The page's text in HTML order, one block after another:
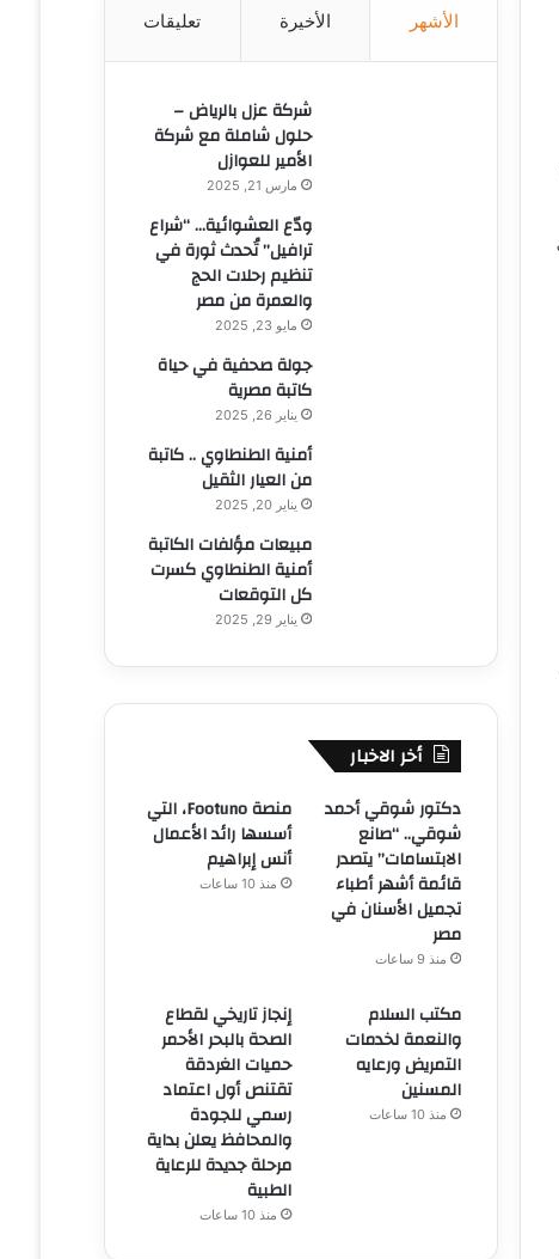
الأشهر الأخيرة تعليقات
شركة عزل بالرياض –
حلول شاملة مع شركة
الأمير للعوازل
مارس 21, 2025
ودّع العشوائية… “شراع
ترافيل” تُحدث ثورة في
تنظيم رحلات الحج
والعمرة من مصر
مايو 23, 2025
جولة صحفية في حياة
كاتبة مصرية
يناير 26, 2025
أمنية الطنطاوي .. كاتبة
من العيار الثقيل
يناير 20, 2025
مبيعات مؤلفات الكاتبة
أمنية الطنطاوي كسرت
كل التوقعات
يناير 29, 2025
أخر الاخبار
دكتور شوقي أحمد
شوقي.. “صانع
الابتسامات” يتصدر
قائمة أشهر أطباء
تجميل الأسنان في
مصر
منذ 9 ساعات
منصة Footuno، التي
أسسها رائد الأعمال
أنس إبراهيم
منذ 10 ساعات
مكتب السلام
والنعمة لخدمات
التمريض ورعايه
المسنين
منذ 10 ساعات
إنجاز تاريخي لقطاع
الصحة بالبحر الأحمر
حميات الغردقة
تقتنص أول اعتماد
رسمي للجودة
والمحافظ يعلن بداية
مرحلة جديدة للرعاية
الطبية
منذ 10 ساعات